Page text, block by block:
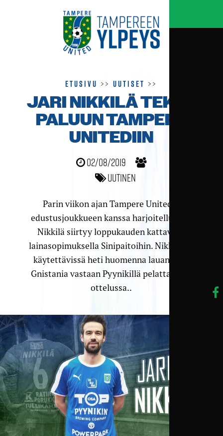
Etusivu >>Uutiset >>
JARI NIKKILÄ TEKEE
PALUUN TAMPERE
UNITEDIIN
02/08/2019
Uutinen
Parin viikon ajan Tampere Unitedin
edustusjoukkueen kanssa harjoitellut Jari
Nikkilä siirtyy loppukauden kattavalla
lainasopimuksella Sinipaitoihin. Nikkilä on
käytettävissä heti huomenna lauantaina
Gnistania vastaan Pyynikillä pelattavassa
ottelussa..